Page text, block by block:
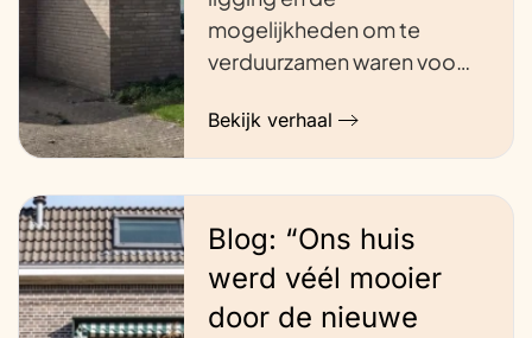
mogelijkheden om te
verduurzamen waren voo…
Bekijk verhaal
Blog: “Ons huis
werd véél mooier
door de nieuwe